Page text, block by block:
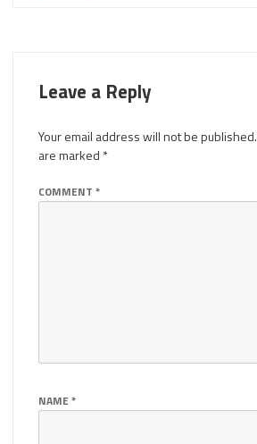
Leave a Reply
Your email address will not be published.
are marked *
COMMENT *
NAME*